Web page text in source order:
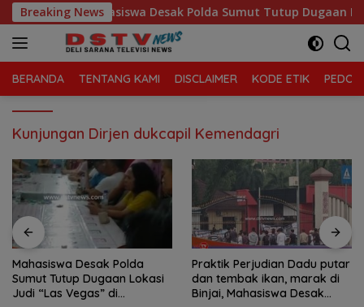
Langsung
ke
konten
Breaking NewsMahasiswa Desak Polda Sumut Tutup Dugaan
BERANDA TENTANG KAMI DISCLAIMER KODE ETIK
Kunjungan Dirjen dukcapil Kemendagri
Mahasiswa Desak Polda
Sumut Tutup Dugaan Lokasi
Judi “Las Vegas” di
Praktik Perjudian Dadu putar
dan tembak ikan, marak di
Binjai, Mahasiswa Desak